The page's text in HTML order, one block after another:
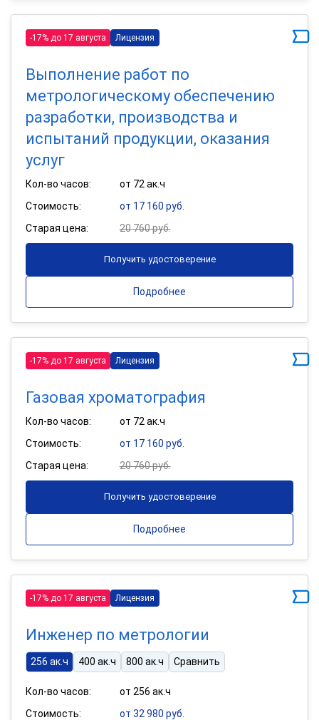
-17% до 17 августа Лицензия
Выполнение работ по
метрологическому обеспечению
разработки, производства и
испытаний продукции, оказания
услуг
Кол-во часов:
от 72 ак.ч
Стоимость:
от 17 160 руб.
Старая цена:
20 760 руб.
Получить удостоверение
Подробнее
-17% до 17 августа Лицензия
Газовая хроматография
Кол-во часов:
от 72 ак.ч
Стоимость:
от 17 160 руб.
Старая цена:
20 760 руб.
Получить удостоверение
Подробнее
-17% до 17 августа Лицензия
Инженер по метрологии
256 ак.ч 400 ак.ч 800 ак.ч Сравнить
Кол-во часов:
от 256 ак.ч
Стоимость:
от 32 980 руб.